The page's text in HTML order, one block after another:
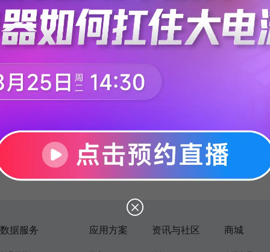
数据服务 应用方案 资讯与社区 商城